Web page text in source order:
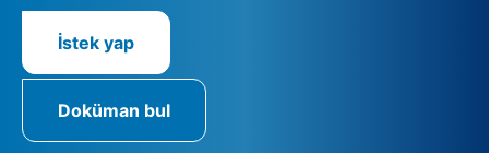
İstek yap
Doküman bul